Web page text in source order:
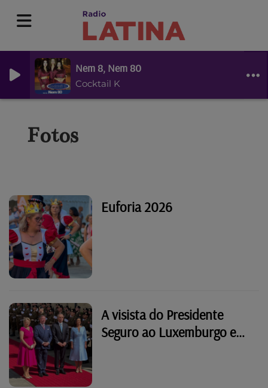
Nem 8, Nem 80
Cocktail K
Fotos
Euforia 2026
A visista do Presidente
Seguro ao Luxemburgo em